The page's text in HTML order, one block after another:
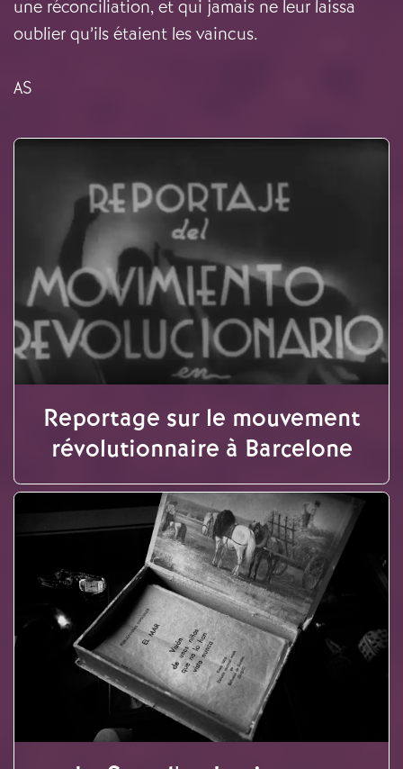
une réconciliation, et qui jamais ne leur laissa
oublier qu’ils étaient les vaincus.
AS
Reportage sur le mouvement
révolutionnaire à Barcelone